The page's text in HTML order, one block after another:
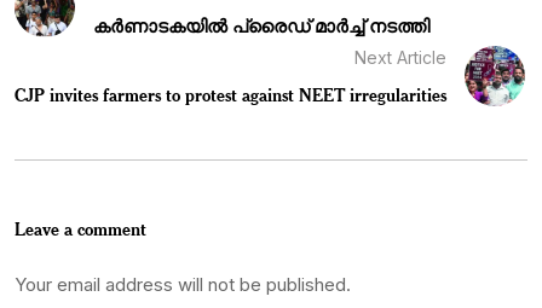
കർണാടകയിൽ പ്രൈഡ് മാർച്ച് നടത്തി
Next Article
CJP invites farmers to protest against NEET irregularities
Leave a comment
Your email address will not be published.